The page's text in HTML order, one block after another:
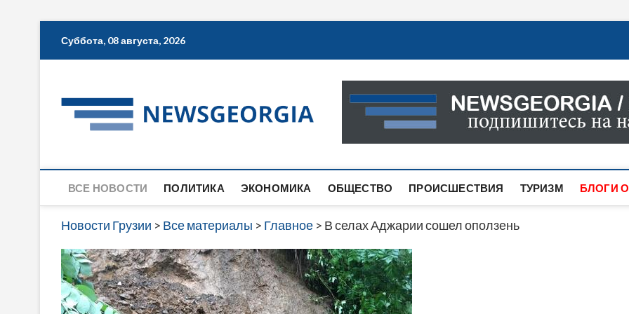
Суббота, 08 августа, 2026
Новости Грузии
САМАЯ АКТУАЛЬНАЯ ИНФОРМАЦИЯ О СОБЫТИЯХ
САЙТЕ ВЫ НАЙДЕТЕ НОВОСТИ ПОЛИТИКИ,
ВСЕ НОВОСТИ ПОЛИТИКА ЭКОНОМИКА ОБЩЕСТВО ПРОИСШЕСТВИЯ ТУРИЗМ БЛОГИ
Новости Грузии > Все материалы > Главное > В селах Аджарии сошел оползень